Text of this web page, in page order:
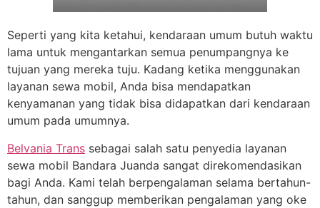
Seperti yang kita ketahui, kendaraan umum butuh waktu
lama untuk mengantarkan semua penumpangnya ke
tujuan yang mereka tuju. Kadang ketika menggunakan
layanan sewa mobil, Anda bisa mendapatkan
kenyamanan yang tidak bisa didapatkan dari kendaraan
umum pada umumnya.
Belvania Trans sebagai salah satu penyedia layanan
sewa mobil Bandara Juanda sangat direkomendasikan
bagi Anda. Kami telah berpengalaman selama bertahun-
tahun, dan sanggup memberikan pengalaman yang oke